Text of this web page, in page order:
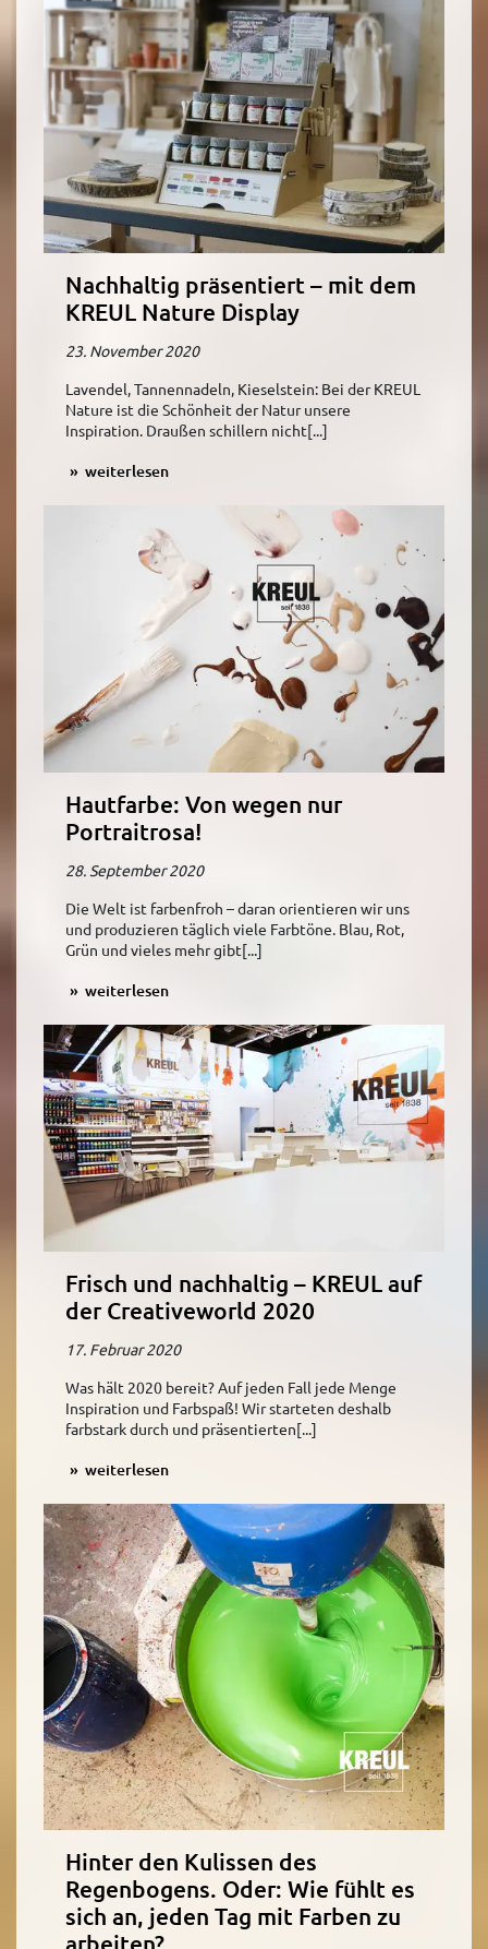
Nachhaltig präsentiert – mit dem
KREUL Nature Display
23. November 2020
Lavendel, Tannennadeln, Kieselstein: Bei der KREUL
Nature ist die Schönheit der Natur unsere
Inspiration. Draußen schillern nicht[...]
weiterlesen
Hautfarbe: Von wegen nur
Portraitrosa!
28. September 2020
Die Welt ist farbenfroh – daran orientieren wir uns
und produzieren täglich viele Farbtöne. Blau, Rot,
Grün und vieles mehr gibt[...]
weiterlesen
Frisch und nachhaltig – KREUL auf
der Creativeworld 2020
17. Februar 2020
Was hält 2020 bereit? Auf jeden Fall jede Menge
Inspiration und Farbspaß! Wir starteten deshalb
farbstark durch und präsentierten[...]
weiterlesen
Hinter den Kulissen des
Regenbogens. Oder: Wie fühlt es
sich an, jeden Tag mit Farben zu
arbeiten?